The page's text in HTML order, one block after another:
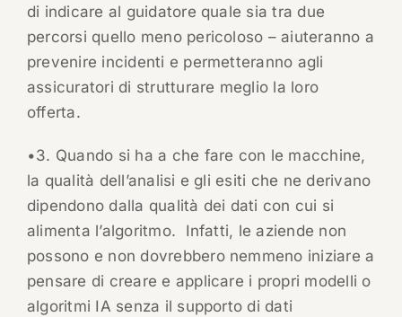
di indicare al guidatore quale sia tra due
percorsi quello meno pericoloso – aiuteranno a
prevenire incidenti e permetteranno agli
assicuratori di strutturare meglio la loro
offerta.
•3. Quando si ha a che fare con le macchine,
la qualità dell’analisi e gli esiti che ne derivano
dipendono dalla qualità dei dati con cui si
alimenta l’algoritmo.
Infatti, le aziende non
possono e non dovrebbero nemmeno iniziare a
pensare di creare e applicare i propri modelli o
algoritmi IA senza il supporto di dati